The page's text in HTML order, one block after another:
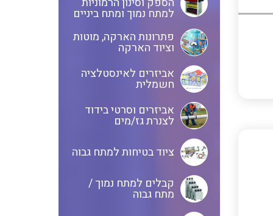
אביזרי סימון וחיווט לחוטים
וכבלים
פסי צבירה 25 עד 6000 אמפר
כלי עבודה
קופסאות ולוחות תחת הטיח
המיועדות ללוחות גבס
ספקי כח לפס דין חד פאזי / תלת
פאזי בזיווד מתכתי / פלסטי
מ"מ
תיבות לחצנים תעשייתיים
מערכות ממשקים לתקשורת I/O
למתח נמוך ומתח ביניים
פתרונות הארקה, מוטות
וציוד הארקה
אביזרים לאינסטלציה
חשמלית
אביזרים וסרטי בידוד
לצנרת גז/מים
ציוד בטיחות למתח גבוה
קבלים למתח נמוך /
מתח גבוה